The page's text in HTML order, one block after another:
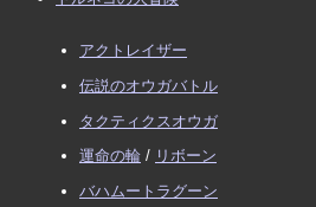
アクトレイザー
伝説のオウガバトル
タクティクスオウガ
運命の輪 / リボーン
バハムートラグーン